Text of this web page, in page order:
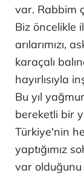
var. Rabbim
Biz öncelikle
arılarımızı,
karaçalı
hayırlısıyla
Bu yıl
bereketli bir
Türkiye'nin
yaptığımız
var